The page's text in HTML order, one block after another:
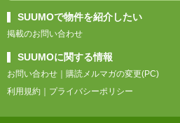
SUUMOで物件を紹介したい
掲載のお問い合わせ
SUUMOに関する情報
お問い合わせ
購読メルマガの変更(PC)
利用規約
プライバシーポリシー